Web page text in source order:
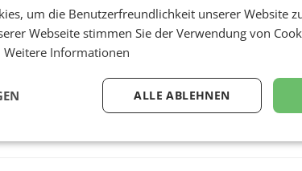
um die Benutzerfreundlichkeit unserer Website
Webseite stimmen Sie der Verwendung von
Weitere Informationen
ALLE ABLEHNEN